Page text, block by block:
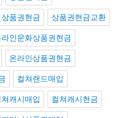
상품권현금 상품권현금교환
라인문화상품권현금
온라인상품권현금
컬쳐랜드매입
쳐캐시매입 컬쳐캐시현금